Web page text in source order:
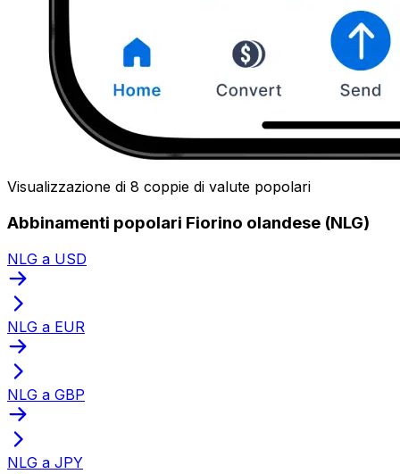
Visualizzazione di 8 coppie di valute popolari
Abbinamenti popolari Fiorino olandese (NLG)
NLG a USD
NLG a EUR
NLG a GBP
NLG a JPY